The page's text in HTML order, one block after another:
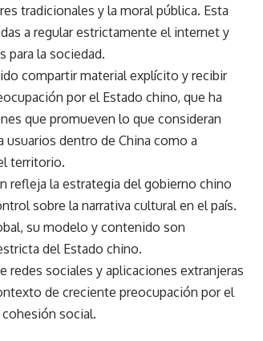
tradicionales y la moral pública. Esta
a regular estrictamente el internet y
para la sociedad.
compartir material explícito y recibir
por el Estado chino, que ha
que promueven lo que consideran
usuarios dentro de China como a
territorio.
refleja la estrategia del gobierno chino
sobre la narrativa cultural en el país.
su modelo y contenido son
del Estado chino.
redes sociales y aplicaciones extranjeras
de creciente preocupación por el
social.